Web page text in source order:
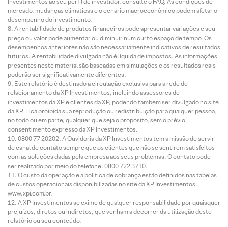
mercado, mudanças climáticas e o cenário macroeconômico podem afetar o
desempenho do investimento.
A rentabilidade de produtos financeiros pode apresentar variações e seu
preço ou valor pode aumentar ou diminuir num curto espaço de tempo. Os
desempenhos anteriores não são necessariamente indicativos de resultados
futuros. A rentabilidade divulgada não é líquida de impostos. As informações
presentes neste material são baseadas em simulações e os resultados reais
poderão ser significativamente diferentes.
Este relatório é destinado à circulação exclusiva para a rede de
relacionamento da XP Investimentos, incluindo assessores de
investimentos da XP e clientes da XP, podendo também ser divulgado no site
da XP. Fica proibida sua reprodução ou redistribuição para qualquer pessoa,
no todo ou em parte, qualquer que seja o propósito, sem o prévio
consentimento expresso da XP Investimentos.
0800 77 20202. A Ouvidoria da XP Investimentos tem a missão de servir
de canal de contato sempre que os clientes que não se sentirem satisfeitos
com as soluções dadas pela empresa aos seus problemas. O contato pode
ser realizado por meio do telefone: 0800 722 3710.
O custo da operação e a política de cobrança estão definidos nas tabelas
de custos operacionais disponibilizadas no site da XP Investimentos:
www.xpi.com.br.
A XP Investimentos se exime de qualquer responsabilidade por quaisquer
prejuízos, diretos ou indiretos, que venham a decorrer da utilização deste
relatório ou seu conteúdo.